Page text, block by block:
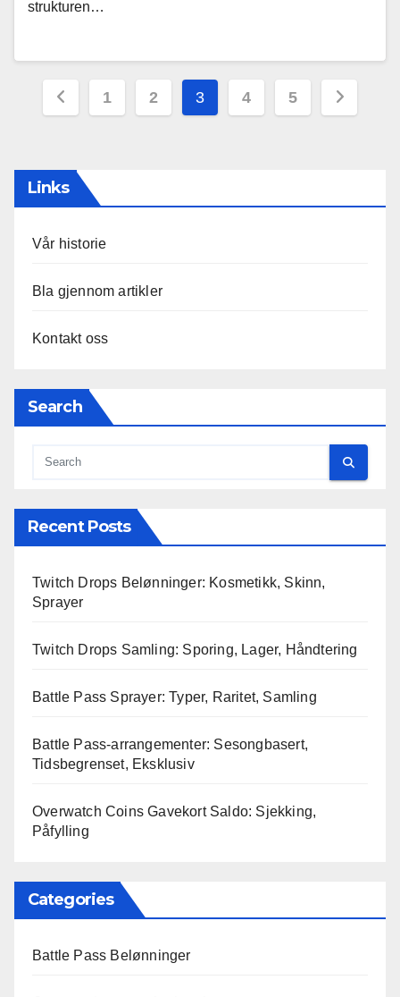
strukturen…
Posts
1 2 3 4 5
Links
Vår historie
Bla gjennom artikler
Kontakt oss
Search
Recent Posts
Twitch Drops Belønninger: Kosmetikk, Skinn,
Sprayer
Twitch Drops Samling: Sporing, Lager, Håndtering
Battle Pass Sprayer: Typer, Raritet, Samling
Battle Pass-arrangementer: Sesongbasert,
Tidsbegrenset, Eksklusiv
Overwatch Coins Gavekort Saldo: Sjekking,
Påfylling
Categories
Battle Pass Belønninger